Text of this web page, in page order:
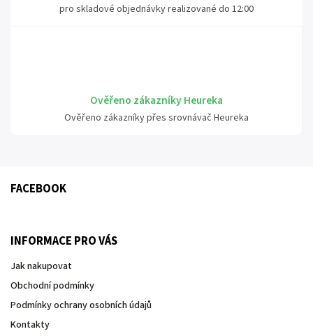
pro skladové objednávky realizované do 12:00
Ověřeno zákazníky Heureka
Ověřeno zákazníky přes srovnávač Heureka
FACEBOOK
INFORMACE PRO VÁS
Jak nakupovat
Obchodní podmínky
Podmínky ochrany osobních údajů
Kontakty